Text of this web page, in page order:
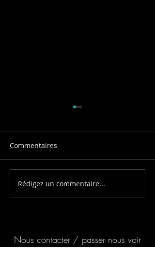
Un team building
collaboratif pour
Commentaires
Rédigez un commentaire...
Nous contacter / passer nous voir